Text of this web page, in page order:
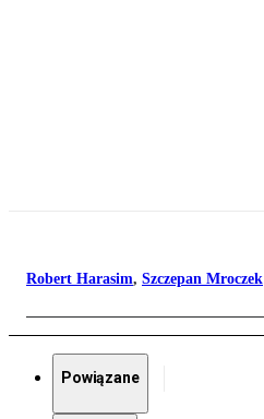
Robert Harasim, Szczepan Mroczek
Powiązane